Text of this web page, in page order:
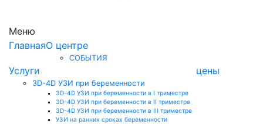
Меню
ГлавнаяО центре
СОБЫТИЯ
Услуги
3D-4D УЗИ при беременности
3D-4D УЗИ при беременности в I триместре
3D-4D УЗИ при беременности в II триместре
3D-4D УЗИ при беременности в III триместре
УЗИ на ранних сроках беременности
цены